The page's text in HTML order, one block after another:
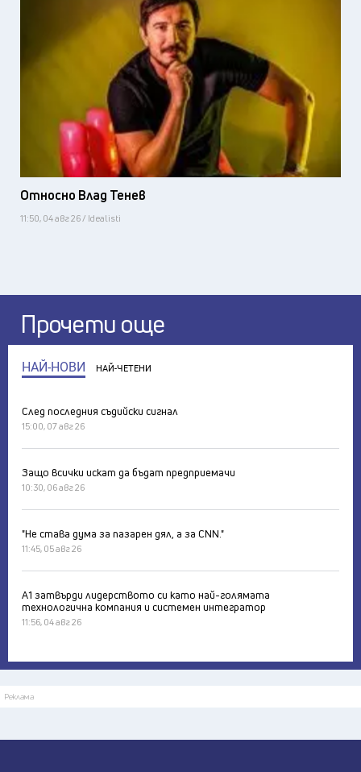
Относно Влад Тенев
11:50, 04 авг 26 / Idealisti
Прочети още
НАЙ-НОВИ НАЙ-ЧЕТЕНИ
След последния съдийски сигнал
15:00, 07 авг 26
Защо всички искат да бъдат предприемачи
10:30, 06 авг 26
"Не става дума за пазарен дял, а за CNN."
11:45, 05 авг 26
А1 затвърди лидерството си като най-голямата
технологична компания и системен интегратор
11:56, 04 авг 26
Реклама